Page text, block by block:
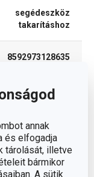
annak
és elfogadja
tárolását, illetve
bármikor
A sütik
segédeszköz
takarításhoz
8592973128635
12